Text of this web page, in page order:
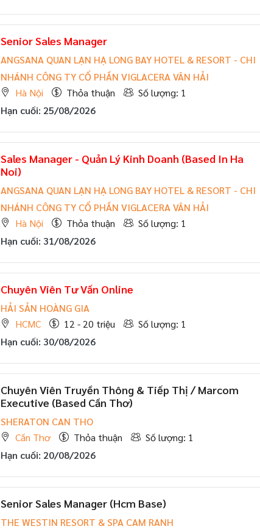
Senior Sales Manager
ANGSANA QUAN LẠN HẠ LONG BAY HOTEL & RESORT - CHI
NHÁNH CÔNG TY CỔ PHẦN VIGLACERA VÂN HẢI
Hà Nội
Thỏa thuận
Số lượng: 1
Hạn cuối: 25/08/2026
Sales Manager - Quản Lý Kinh Doanh (Based In Ha
Noi)
ANGSANA QUAN LẠN HẠ LONG BAY HOTEL & RESORT - CHI
NHÁNH CÔNG TY CỔ PHẦN VIGLACERA VÂN HẢI
Hà Nội
Thỏa thuận
Số lượng: 1
Hạn cuối: 31/08/2026
Chuyên Viên Tư Vấn Online
HẢI SẢN HOÀNG GIA
HCMC
12 - 20 triệu
Số lượng: 1
Hạn cuối: 30/08/2026
Chuyên Viên Truyền Thông & Tiếp Thị / Marcom
Executive (Based Cần Thơ)
SHERATON CAN THO
Cần Thơ
Thỏa thuận
Số lượng: 1
Hạn cuối: 20/08/2026
Senior Sales Manager (Hcm Base)
THE WESTIN RESORT & SPA CAM RANH